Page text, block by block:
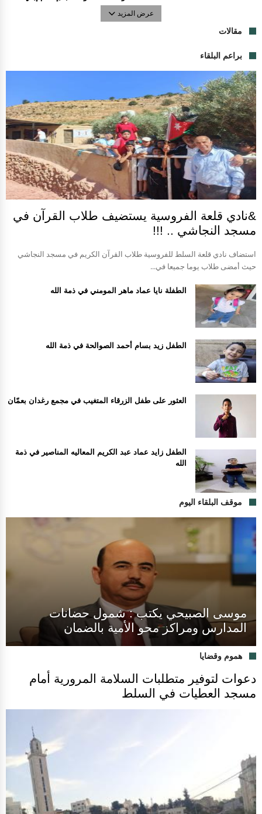
عرض المزيد
مقالات
براعم البلقاء
&نادي قلعة الفروسية يستضيف طلاب القرآن في
مسجد النجاشي .. !!!
استضاف نادي قلعة السلط للفروسية طلاب القرآن الكريم في مسجد النجاشي
حيث أمضى طلاب يوما جميعا في...
الطفلة نايا عماد ماهر المومني في ذمة الله
الطفل زيد بسام أحمد الصوالحة في ذمة الله
العثور على طفل الزرقاء المتغيب في مجمع رغدان بعمّان
الطفل زايد عماد عبد الكريم المعاليه المناصير في ذمة
الله
موقف البلقاء اليوم
موسى الصبيحي يكتب : شمول حضانات
المدارس ومراكز محو الأمية بالضمان
هموم وقضايا
دعوات لتوفير متطلبات السلامة المرورية أمام
مسجد العطيات في السلط